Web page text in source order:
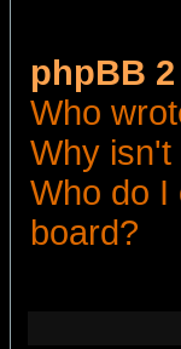
phpBB
Who
Why isn't
Who do I
board?